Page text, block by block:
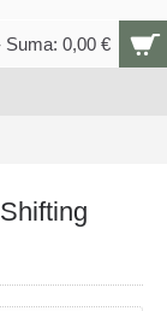
Suma: 0,00 €
maisto